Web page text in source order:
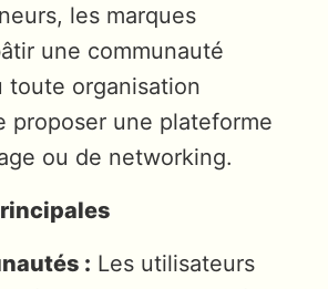
les marques
une communauté
toute organisation
proposer une plateforme
ou de networking.
: Les utilisateurs